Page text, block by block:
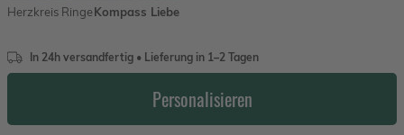
Herzkreis RingeKompass Liebe
In 24h versandfertig • Lieferung in 1–2 Tagen
Personalisieren